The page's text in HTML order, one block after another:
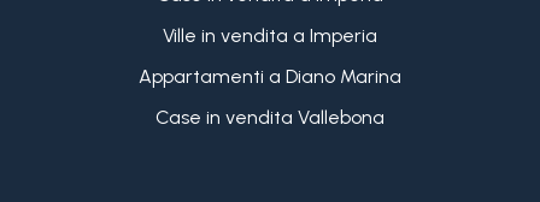
Ville in vendita a Imperia
Appartamenti a Diano Marina
Case in vendita Vallebona